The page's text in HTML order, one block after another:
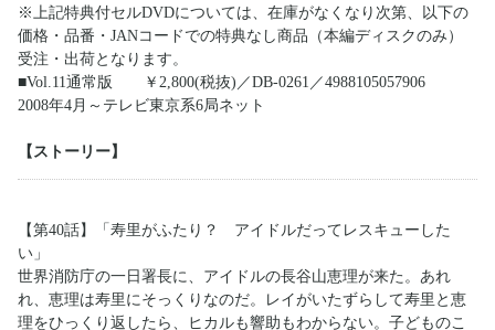
※上記特典付セルDVDについては、在庫がなくなり次第、以下の
価格・品番・JANコードでの特典なし商品（本編ディスクのみ）
受注・出荷となります。
■Vol.11通常版 ￥2,800(税抜)／DB-0261／4988105057906
2008年4月～テレビ東京系6局ネット
【ストーリー】
【第40話】「寿里がふたり？ アイドルだってレスキューした
い」
世界消防庁の一日署長に、アイドルの長谷山恵理が来た。あれ
れ、恵理は寿里にそっくりなのだ。レイがいたずらして寿里と恵
理をひっくり返したら、ヒカルも響助もわからない。子どものこ